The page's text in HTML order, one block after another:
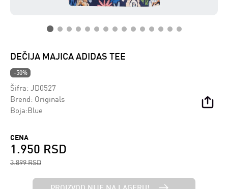
DEČIJA MAJICA ADIDAS TEE
-50%
Šifra: JD0527
Brend: Originals
Boja:Blue
CENA
1.950 RSD
3.899 RSD